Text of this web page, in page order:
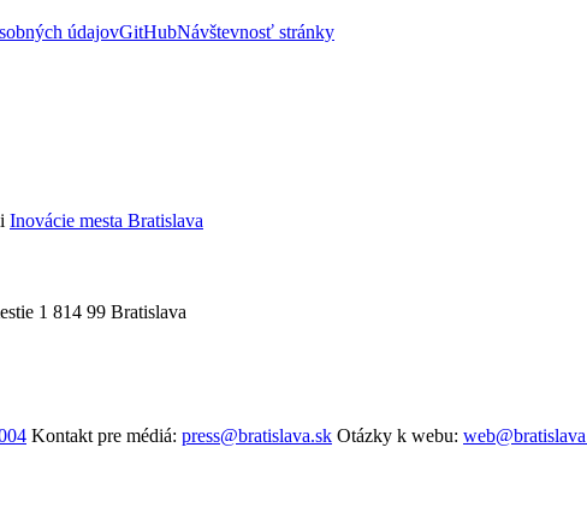
údajovGitHubNávštevnosť stránky
Inovácie mesta Bratislava
1 814 99 Bratislava
Kontakt pre médiá: press@bratislava.sk Otázky k webu: